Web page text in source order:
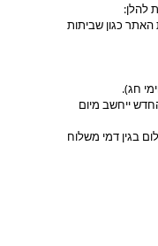
להלן:
כגון שביתות
חג).
ייחשב מיום
בגין דמי משלוח